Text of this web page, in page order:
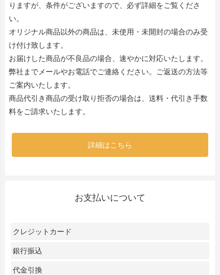
りますが、条件がございますので、必ず詳細をご覧くださ
い。
オリジナル商品以外の商品は、未使用・未開封の場合のみ受
け付け致します。
お届けした商品が不良品の場合、速やかに対応いたします。
弊社までメールやお電話でご連絡ください。ご返送の方法等
ご案内いたします。
商品代引き商品の受け取り拒否の場合は、送料・代引き手数
料をご請求いたします。
詳細はこちら
お支払いについて
クレジットカード
銀行振込
代金引換